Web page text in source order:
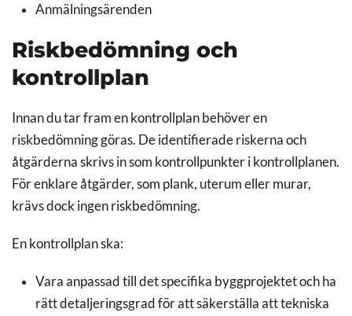
Anmälningsärenden
Riskbedömning och
kontrollplan
Innan du tar fram en kontrollplan behöver en
riskbedömning göras. De identifierade riskerna och
åtgärderna skrivs in som kontrollpunkter i kontrollplanen.
För enklare åtgärder, som plank, uterum eller murar,
krävs dock ingen riskbedömning.
En kontrollplan ska:
Vara anpassad till det specifika byggprojektet och ha
rätt detaljeringsgrad för att säkerställa att tekniska